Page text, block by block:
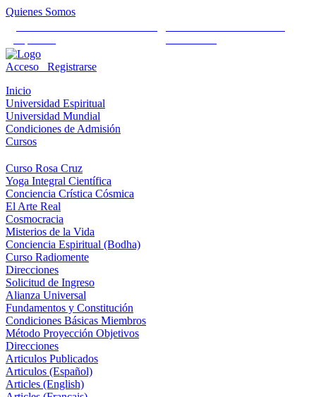
Quienes Somos
Acceso
Registrarse
Inicio
Universidad Espiritual
Universidad Mundial
Condiciones de Admisión
Cursos
Curso Rosa Cruz
Yoga Integral Científica
Conciencia Crística Cósmica
El Arte Real
Cosmocracia
Misterios de la Vida
Conciencia Espiritual (Bodha)
Curso Radiomente
Direcciones
Solicitud de Ingreso
Alianza Universal
Fundamentos y Constitución
Condiciones Básicas Miembros
Método Proyección Objetivos
Direcciones
Articulos Publicados
Articulos (Español)
Articles (English)